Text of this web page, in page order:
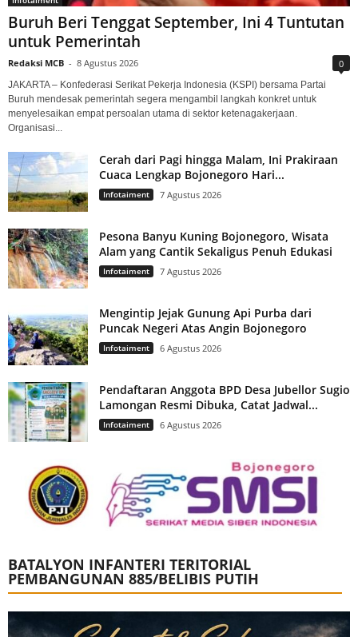
Buruh Beri Tenggat September, Ini 4 Tuntutan
untuk Pemerintah
Redaksi MCB - 8 Agustus 2026 0
JAKARTA – Konfederasi Serikat Pekerja Indonesia (KSPI) bersama Partai
Buruh mendesak pemerintah segera mengambil langkah konkret untuk
menyelesaikan empat persoalan utama di sektor ketenagakerjaan.
Organisasi...
Cerah dari Pagi hingga Malam, Ini Prakiraan
Cuaca Lengkap Bojonegoro Hari...
Infotaiment 7 Agustus 2026
Pesona Banyu Kuning Bojonegoro, Wisata
Alam yang Cantik Sekaligus Penuh Edukasi
Infotaiment 7 Agustus 2026
Mengintip Jejak Gunung Api Purba dari
Puncak Negeri Atas Angin Bojonegoro
Infotaiment 6 Agustus 2026
Pendaftaran Anggota BPD Desa Jubellor Sugio
Lamongan Resmi Dibuka, Catat Jadwal...
Infotaiment 6 Agustus 2026
BATALYON INFANTERI TERITORIAL
PEMBANGUNAN 885/BELIBIS PUTIH